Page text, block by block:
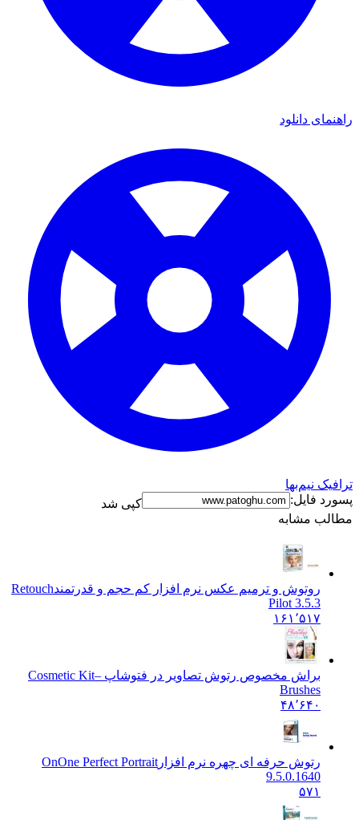
دانلود
نیم‌بها
فایل:
کپی شد
مشابه
روتوش و ترمیم عکس نرم افزار کم حجم و قدرتمند Retouch
Pilot 3.5.3
۱۶۱٬۵۱۷
براش مخصوص رتوش تصاویر در فتوشاپ –Cosmetic Kit
Brushes
۴۸٬۶۴۰
رتوش حرفه ای چهره نرم افزار OnOne Perfect Portrait
9.5.0.1640